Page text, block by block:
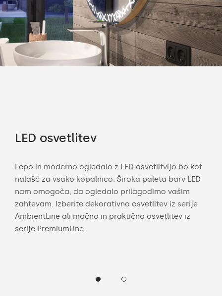
LED osvetlitev
Lepo in moderno ogledalo z LED osvetlitvijo bo kot
nalašč za vsako kopalnico. Široka paleta barv LED
nam omogoča, da ogledalo prilagodimo vašim
zahtevam. Izberite dekorativno osvetlitev iz serije
AmbientLine ali močno in praktično osvetlitev iz
serije PremiumLine.